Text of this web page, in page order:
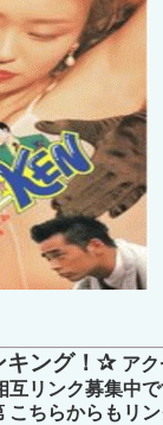
キング！✰ ア
リンク募集中
こちらからもリ